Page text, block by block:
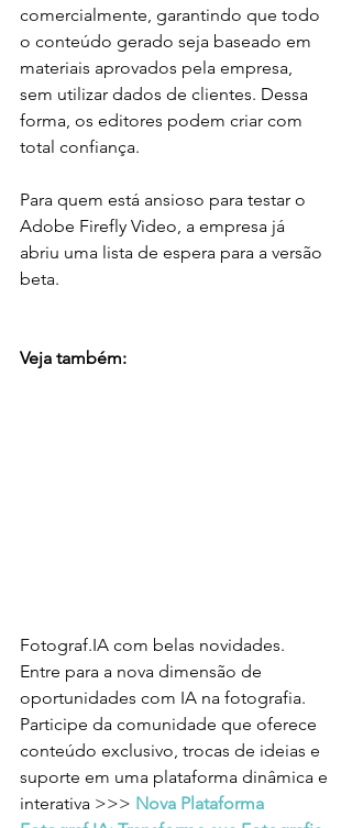
comercialmente, garantindo que todo
o conteúdo gerado seja baseado em
materiais aprovados pela empresa,
sem utilizar dados de clientes. Dessa
forma, os editores podem criar com
total confiança.
Para quem está ansioso para testar o
Adobe Firefly Video, a empresa já
abriu uma lista de espera para a versão
beta.
Veja também:
Fotograf.IA com belas novidades.
Entre para a nova dimensão de
oportunidades com IA na fotografia.
Participe da comunidade que oferece
conteúdo exclusivo, trocas de ideias e
suporte em uma plataforma dinâmica e
interativa >>> Nova Plataforma